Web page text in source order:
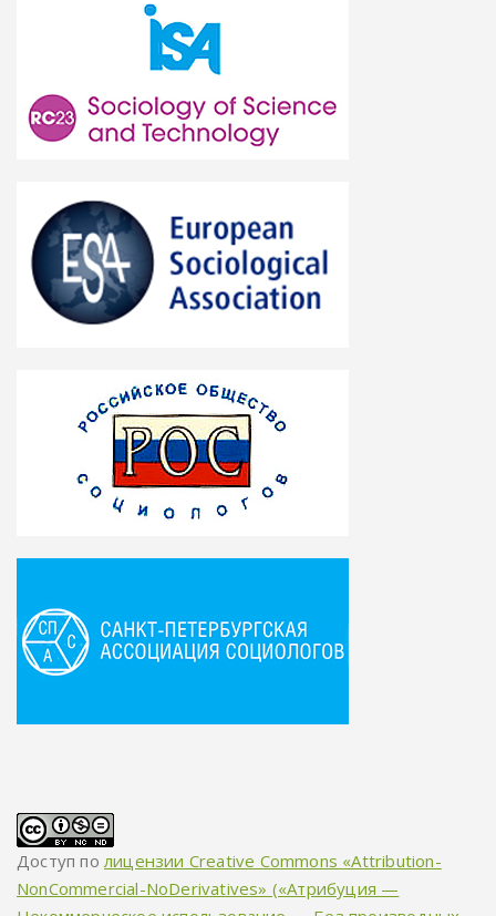
Доступ полицензии Creative Commons «Attribution-
NonCommercial-NoDerivatives» («Атрибуция —